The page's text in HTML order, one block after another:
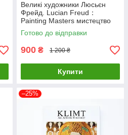
Великі художники Люсьєн
Фрейд. Lucian Freud：
Painting Masters мистецтво
живопис книги для
художників
Готово до відправки
900 ₴ 1 200 ₴
Купити
–25%